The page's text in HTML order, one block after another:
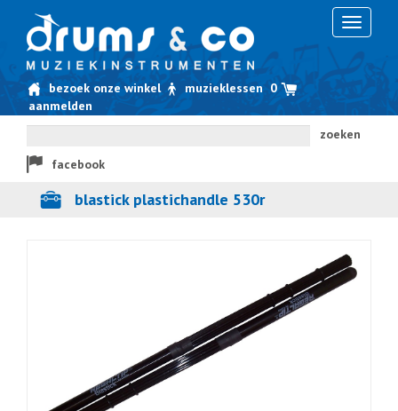
Toggle
bezoek onze winkel muzieklessen 0
aanmelden
zoeken
facebook
blastick plastichandle 530r